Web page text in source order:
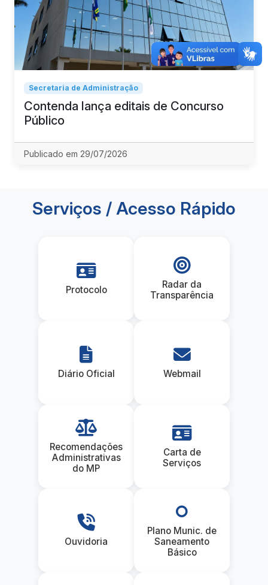
Secretaria de Administração
Contenda lança editais de Concurso
Público
Publicado em 29/07/2026
Serviços / Acesso Rápido
Protocolo
Radar da
Transparência
Diário Oficial Webmail
Recomendações
Administrativas
do MP
Carta de
Serviços
Ouvidoria
Plano Munic. de
Saneamento
Básico